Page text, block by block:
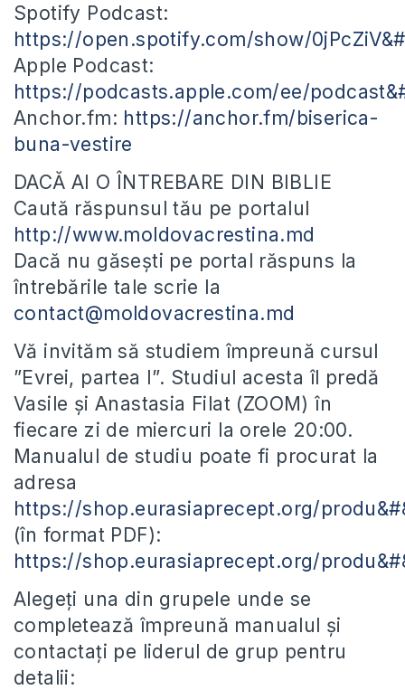
Spotify Podcast:
https://open.spotify.com/show/
Apple Podcast:
https://podcasts.apple.com/ee/
Anchor.fm: https://anchor.fm/biserica-
buna-vestire
DACĂ AI O ÎNTREBARE DIN BIBLIE
Caută răspunsul tău pe portalul
http://www.moldovacrestina.md
Dacă nu găsești pe portal răspuns la
întrebările tale scrie la
contact@moldovacrestina.md
Vă invităm să studiem împreună cursul
”Evrei, partea I”. Studiul acesta îl predă
Vasile și Anastasia Filat (ZOOM) în
fiecare zi de miercuri la orele 20:00.
Manualul de studiu poate fi procurat la
adresa
https://shop.eurasiaprecept.org/
(în format PDF):
https://shop.eurasiaprecept.org/
Alegeți una din grupele unde se
completează împreună manualul și
contactați pe liderul de grup pentru
detalii: